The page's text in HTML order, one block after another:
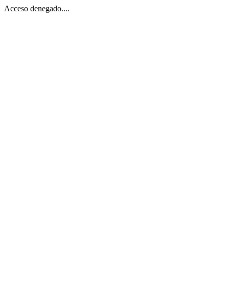
Acceso denegado....